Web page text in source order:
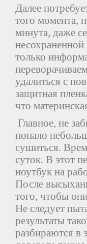
Далее
того момента,
минута, даже
только
удалиться с
защитная
что
Главное, не
попало
сушиться.
суток. В этот
ноутбук на
После
того, чтобы
Не следует
результаты
разбираются в